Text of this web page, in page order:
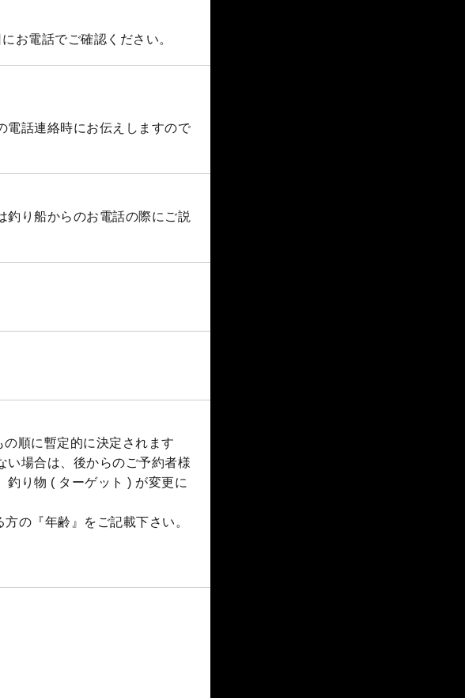
お電話でご確認ください。
電話連絡時にお伝えしますので
釣り船からのお電話の際にご説
順に暫定的に決定されます
い場合は、後からのご予約者様
釣り物 ( ターゲット ) が変更に
の『年齢』をご記載下さい。